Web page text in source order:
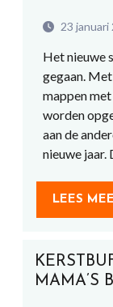
23 januari
Het nieuwe
gegaan.
mappen
worden
aan de
nieuwe jaar.
LEES
MAMA’S